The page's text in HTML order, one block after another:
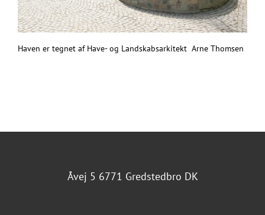
Haven er tegnet af Have- og Landskabsarkitekt Arne Thomsen
Åvej 5 6771 Gredstedbro DK